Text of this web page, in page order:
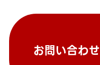
お問い合わ